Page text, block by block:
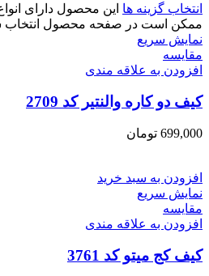
انتخاب گزینه ها این محصول دارای
ممکن است در صفحه محصول انتخاب
نمایش سریع
مقايسه
افزودن به علاقه مندی
کیف دو کاره والنتیر کد 2709
699,000 تومان
افزودن به سبد خرید
نمایش سریع
مقايسه
افزودن به علاقه مندی
کیف کج میتو کد 3761